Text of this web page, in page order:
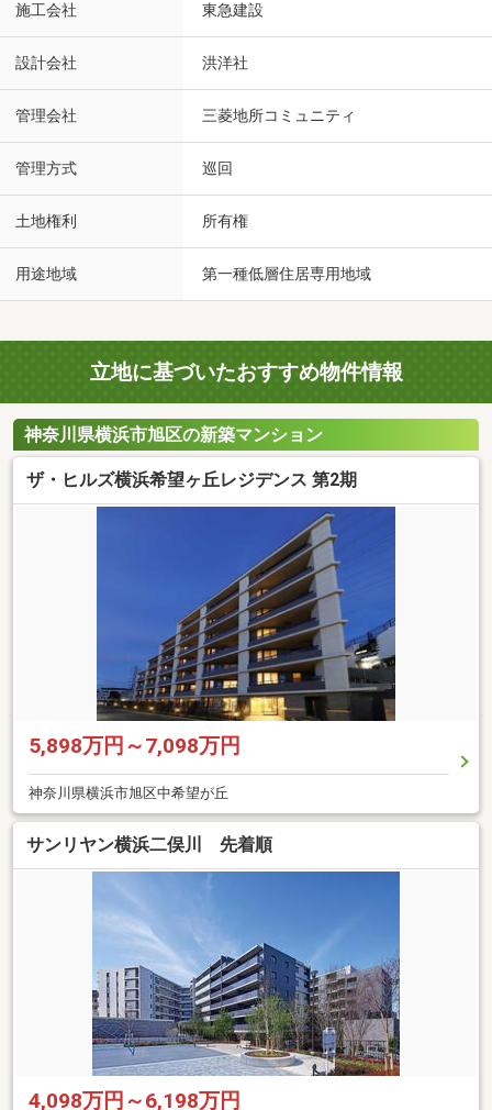
施工会社 東急建設
設計会社 洪洋社
管理会社 三菱地所コミュニティ
管理方式 巡回
土地権利 所有権
用途地域 第一種低層住居専用地域
立地に基づいたおすすめ物件情報
神奈川県横浜市旭区の新築マンション
ザ・ヒルズ横浜希望ヶ丘レジデンス 第2期
5,898万円～7,098万円
神奈川県横浜市旭区中希望が丘
サンリヤン横浜二俣川 先着順
4,098万円～6,198万円